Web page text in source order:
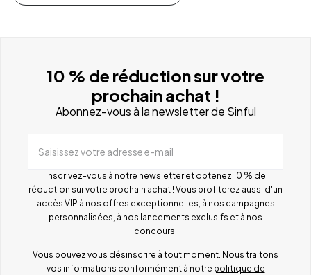
10 % de réduction sur votre
prochain achat !
Abonnez-vous à la newsletter de Sinful
Saisissez votre adresse e-mail
Inscrivez-vous à notre newsletter et obtenez 10 % de
réduction sur votre prochain achat ! Vous profiterez aussi d'un
accès VIP à nos offres exceptionnelles, à nos campagnes
personnalisées, à nos lancements exclusifs et à nos
concours.
Vous pouvez vous désinscrire à tout moment. Nous traitons
vos informations conformément à notre politique de